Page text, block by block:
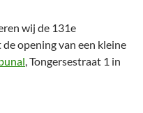
wij de 131e
opening van een kleine
, Tongersestraat 1 in